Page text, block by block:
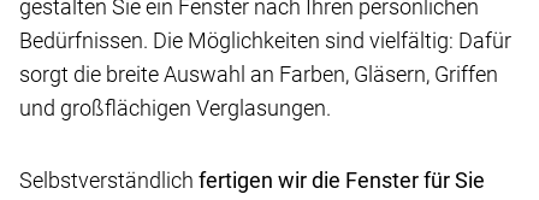
gestalten Sie ein Fenster nach Ihren persönlichen
Bedürfnissen. Die Möglichkeiten sind vielfältig: Dafür
sorgt die breite Auswahl an Farben, Gläsern, Griffen
und großflächigen Verglasungen.
Selbstverständlich fertigen wir die Fenster für Sie